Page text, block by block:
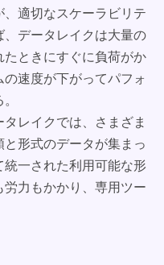
適切なスケーラビリテ
、データレイクは大量の
ときにすぐに負荷がか
速度が下がってパフォ
タレイクでは、さまざま
形式のデータが集まっ
一された利用可能な形
力もかかり、専用ツー